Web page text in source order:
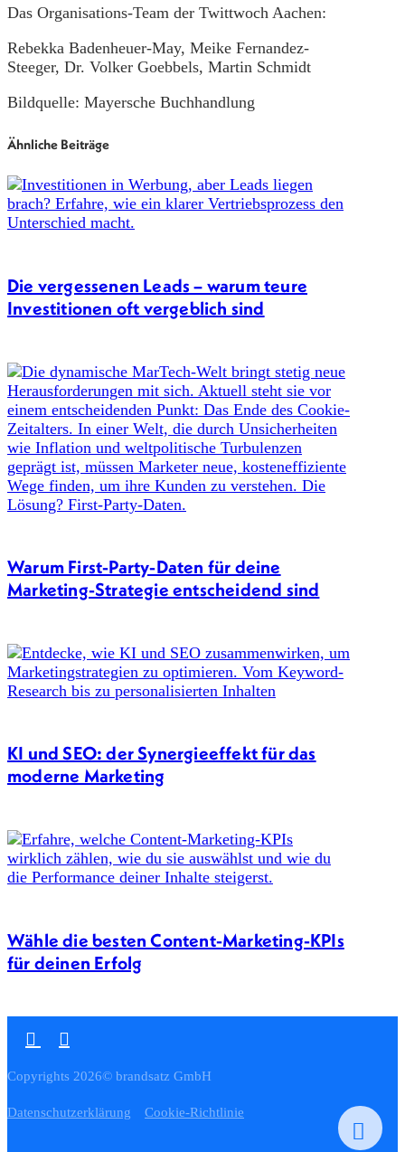
Das Organisations-Team der Twittwoch Aachen:
Rebekka Badenheuer-May, Meike Fernandez-
Steeger, Dr. Volker Goebbels, Martin Schmidt
Bildquelle: Mayersche Buchhandlung
Ähnliche Beiträge
Die vergessenen Leads – warum teure
Investitionen oft vergeblich sind
Warum First-Party-Daten für deine
Marketing-Strategie entscheidend sind
KI und SEO: der Synergieeffekt für das
moderne Marketing
Wähle die besten Content-Marketing-KPIs
für deinen Erfolg
Copyrights 2026© brandsatz GmbH
Datenschutzerklärung Cookie-Richtlinie